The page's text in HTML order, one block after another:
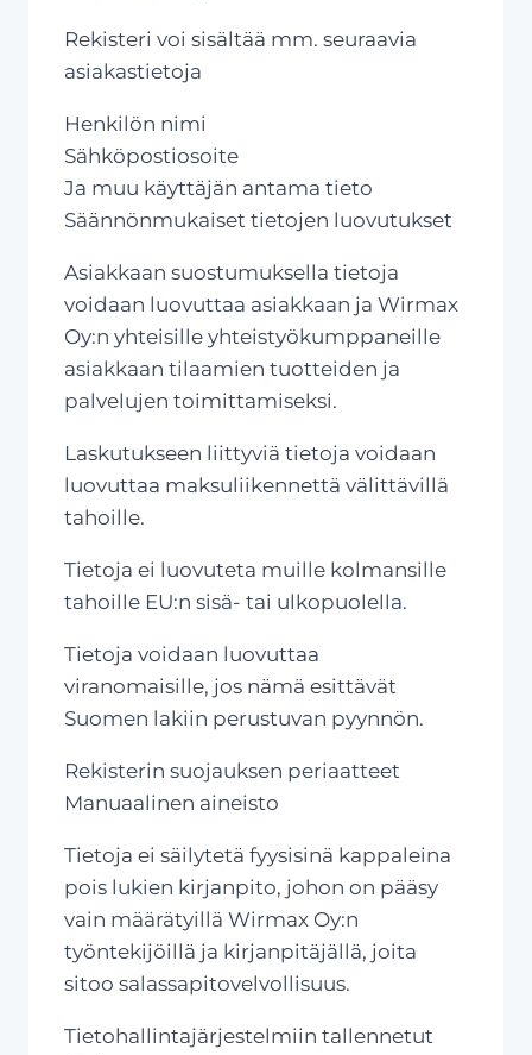
Rekisteri voi sisältää mm. seuraavia
asiakastietoja
Henkilön nimi
Sähköpostiosoite
Ja muu käyttäjän antama tieto
Säännönmukaiset tietojen luovutukset
Asiakkaan suostumuksella tietoja
voidaan luovuttaa asiakkaan ja Wirmax
Oy:n yhteisille yhteistyökumppaneille
asiakkaan tilaamien tuotteiden ja
palvelujen toimittamiseksi.
Laskutukseen liittyviä tietoja voidaan
luovuttaa maksuliikennettä välittävillä
tahoille.
Tietoja ei luovuteta muille kolmansille
tahoille EU:n sisä- tai ulkopuolella.
Tietoja voidaan luovuttaa
viranomaisille, jos nämä esittävät
Suomen lakiin perustuvan pyynnön.
Rekisterin suojauksen periaatteet
Manuaalinen aineisto
Tietoja ei säilytetä fyysisinä kappaleina
pois lukien kirjanpito, johon on pääsy
vain määrätyillä Wirmax Oy:n
työntekijöillä ja kirjanpitäjällä, joita
sitoo salassapitovelvollisuus.
Tietohallintajärjestelmiin tallennetut